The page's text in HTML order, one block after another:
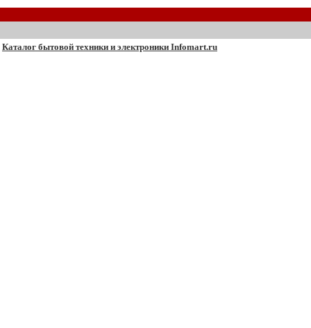
Каталог бытовой техники и электроники Infomart.ru